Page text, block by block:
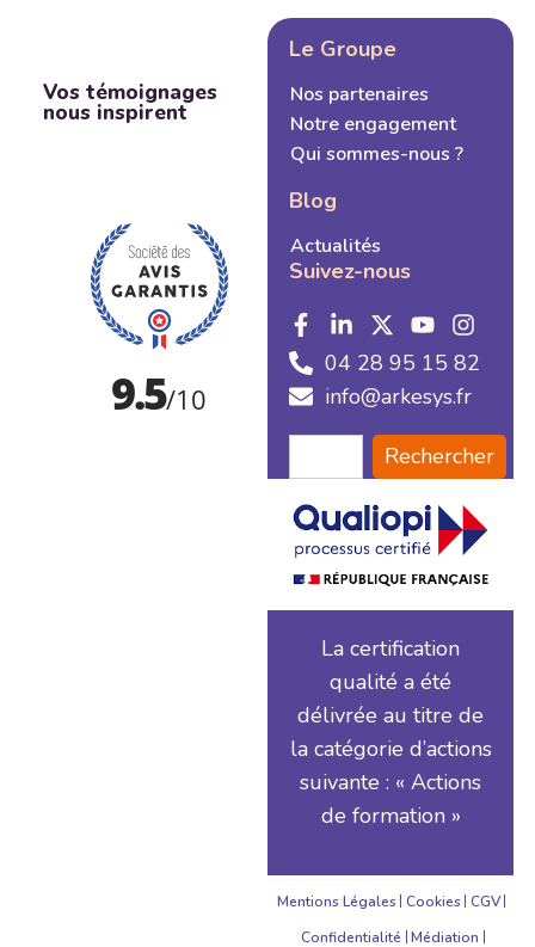
Vos témoignages
nous inspirent
Le Groupe
Nos partenaires
Notre engagement
Qui sommes-nous ?
Blog
Actualités
Suivez-nous
04 28 95 15 82
info@arkesys.fr
Rechercher
La certification
qualité a été
délivrée au titre de
la catégorie d’actions
suivante : « Actions
de formation »
Mentions Légales Cookies CGV
Confidentialité Médiation